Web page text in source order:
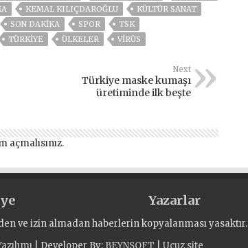
KEMAL KILIÇDAROĞLU
KÜLTÜR SANAT
SON DAKIKA SPOR
TSK
TÜRKİYE ÜLKELER VIRÜS
Next
Türkiye maske kumaşı
üretiminde ilk beşte
açmalısınız.
Yazarlar
ve izin almadan haberlerin kopyalanması yasaktır.